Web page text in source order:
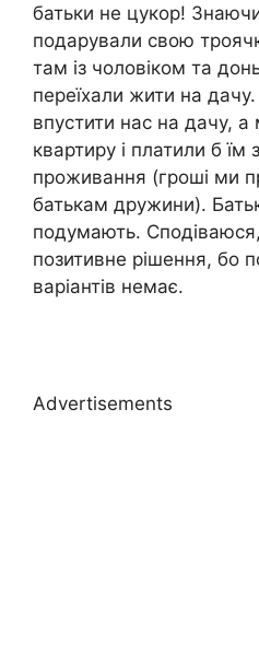
батьки не цукор!
подарували свою
там із чоловіком та
переїхали жити на
впустити нас на дачу,
квартиру і платили б їм
проживання (гроші ми
батькам дружини).
подумають.
позитивне рішення, бо
варіантів немає.
Advertisements